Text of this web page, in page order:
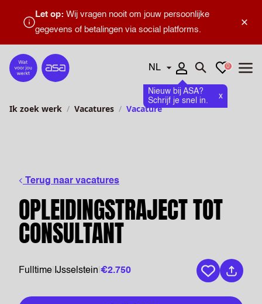
×
Let op: Wij vragen nooit om jouw persoonlijke
gegevens of betalingen via social platforms.
Home
Talen
Nieuw bij ASA?
Schrijf je snel in.
x
Zoeken openen
Favorieten
0
Ik zoek werk Vacatures Vacature
Terug naar vacatures
OPLEIDINGSTRAJECT TOT
CONSULTANT
Fulltime IJsselstein €2.750
Bewaar